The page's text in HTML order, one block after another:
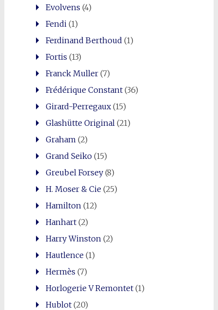
Evolvens (4)
Fendi (1)
Ferdinand Berthoud (1)
Fortis (13)
Franck Muller(7)
Frédérique Constant(36)
Girard-Perregaux(15)
Glashütte Original (21)
Graham (2)
Grand Seiko(15)
Greubel Forsey(8)
H. Moser & Cie(25)
Hamilton (12)
Hanhart(2)
Harry Winston (2)
Hautlence(1)
Hermès (7)
Horlogerie V Remontet(1)
Hublot(20)